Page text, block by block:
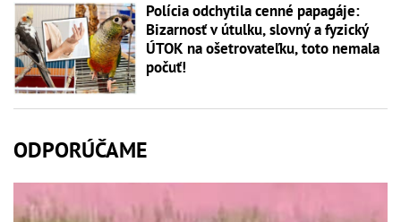
Polícia odchytila cenné papagáje:
Bizarnosť v útulku, slovný a fyzický
ÚTOK na ošetrovateľku, toto nemala
počuť!
ODPORÚČAME